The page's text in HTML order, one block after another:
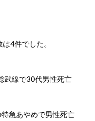
4件でした。
線で30代男性死亡
急あやめで男性死亡